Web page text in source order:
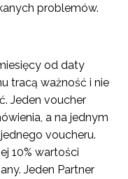
problemów.
od daty
tracą ważność i nie
Jeden voucher
a na jednym
voucheru.
10% wartości
Jeden Partner